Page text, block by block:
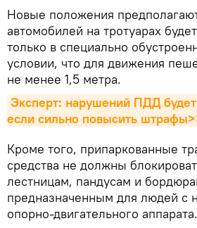
Новые положения
автомобилей на тротуарах
только в специально
условии, что для движения
не менее 1,5 метра.
Эксперт: нарушений ПДД
если сильно повысить
Кроме того, припаркованные
средства не должны
лестницам, пандусам и
предназначенным для людей с
опорно-двигательного аппарата.